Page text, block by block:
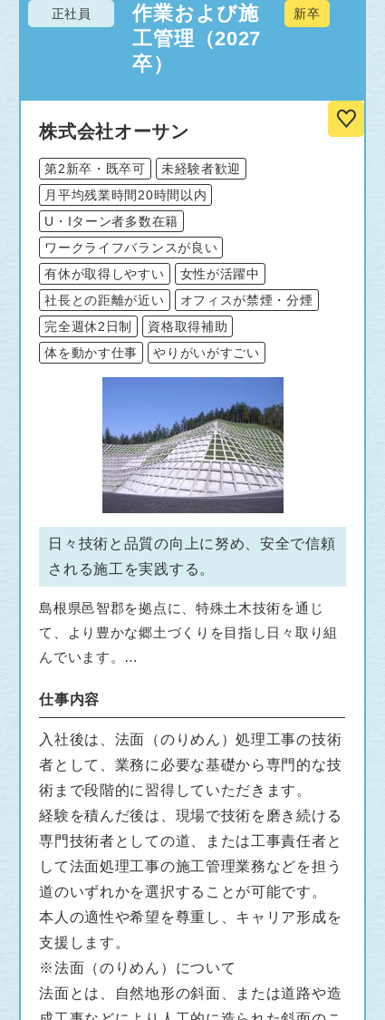
正社員
作業および施
工管理（2027
卒）
新卒
株式会社オーサン
第2新卒・既卒可
未経験者歓迎
月平均残業時間20時間以内
U・Iターン者多数在籍
ワークライフバランスが良い
有休が取得しやすい
女性が活躍中
社長との距離が近い
オフィスが禁煙・分煙
完全週休2日制
資格取得補助
体を動かす仕事
やりがいがすごい
日々技術と品質の向上に努め、安全で信頼
される施工を実践する。
島根県邑智郡を拠点に、特殊土木技術を通じ
て、より豊かな郷土づくりを目指し日々取り組
んでいます。
人ひとりが真面目に向上心を持ち、確かな技術
と誇りをもって仕事に臨むプロフェッショナル
集団です。
修にも積極的に参加し、技術力と意識の向上に
努めています。
多様化する各分野のニーズに的確に応え、地域
社会に信頼され、貢献できる企業を目指してま
いります。
仕事内容
入社後は、法面（のりめん）処理工事の技術
者として、業務に必要な基礎から専門的な技
術まで段階的に習得していただきます。
経験を積んだ後は、現場で技術を磨き続ける
専門技術者としての道、または工事責任者と
して法面処理工事の施工管理業務などを担う
道のいずれかを選択することが可能です。
本人の適性や希望を尊重し、キャリア形成を
支援します。
※法面（のりめん）について
法面とは、自然地形の斜面、または道路や造